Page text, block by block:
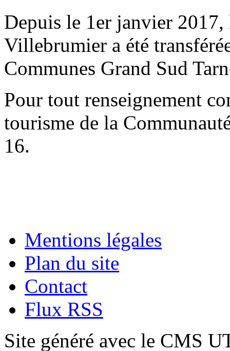
Depuis le 1er janvier
Villebrumier a été
Communes Grand Sud
Pour tout renseignement
tourisme de la
16.
Mentions légales
Plan du site
Contact
Flux RSS
Site généré avec le CMS